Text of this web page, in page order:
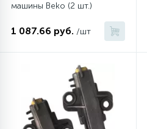
машины Beko (2 шт.)
1 087.66 руб. /шт